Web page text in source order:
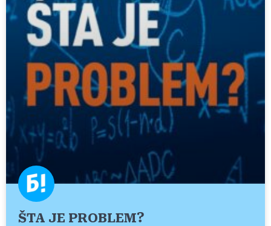
ŠTA JE PROBLEM?